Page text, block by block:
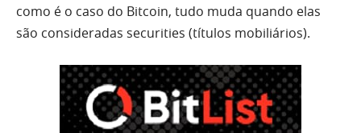
como é o caso do Bitcoin, tudo muda quando elas
são consideradas securities (títulos mobiliários).